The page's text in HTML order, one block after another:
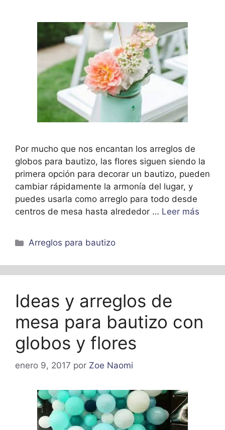
Por mucho que nos encantan los arreglos de
globos para bautizo, las flores siguen siendo la
primera opción para decorar un bautizo, pueden
cambiar rápidamente la armonía del lugar, y
puedes usarla como arreglo para todo desde
centros de mesa hasta alrededor … Leer más
Categorías
Arreglos para bautizo
Ideas y arreglos de
mesa para bautizo con
globos y flores
enero 9, 2017 por Zoe Naomi